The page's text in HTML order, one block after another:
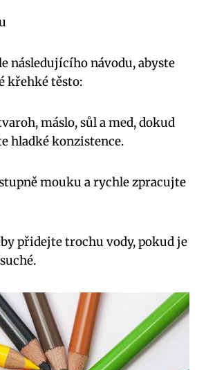
následujícího návodu, abyste
křehké těsto:
máslo, sůl a med, dokud
hladké konzistence.
mouku a rychle zpracujte
přidejte trochu vody, pokud je